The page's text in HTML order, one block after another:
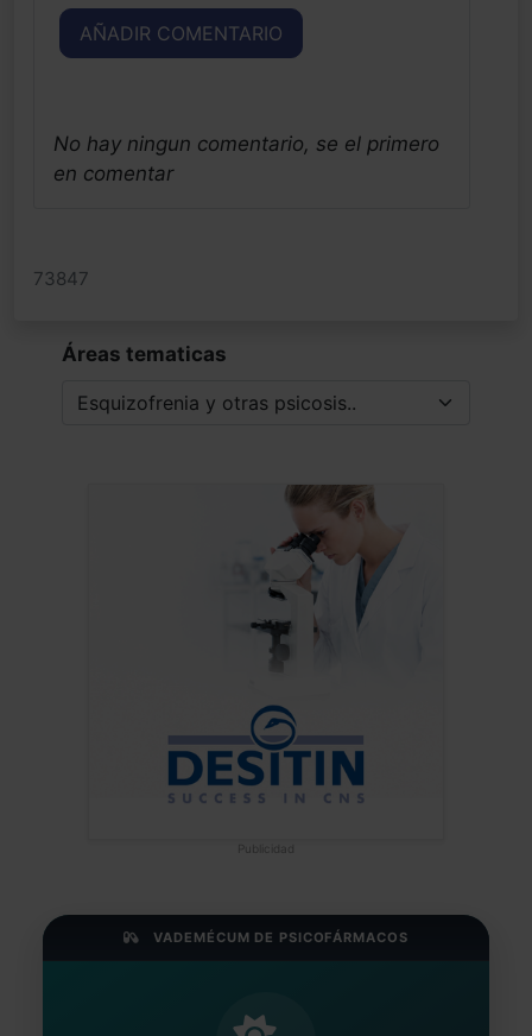
AÑADIR COMENTARIO
No hay ningun comentario, se el primero
en comentar
73847
Áreas tematicas
Publicidad
VADEMÉCUM DE PSICOFÁRMACOS